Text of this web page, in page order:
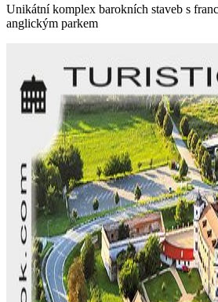
Unikátní komplex barokních staveb s
anglickým parkem